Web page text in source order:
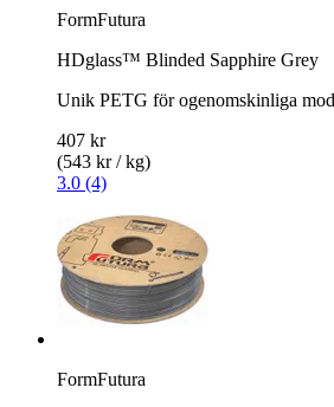
FormFutura
HDglass™ Blinded Sapphire Grey
Unik PETG för ogenomskinliga
407 kr
(543 kr / kg)
3.0 (4)
FormFutura